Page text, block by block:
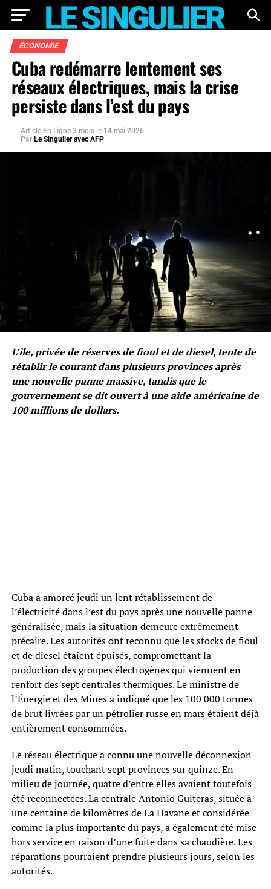
ÉCONOMIE
Cuba redémarre lentement ses
réseaux électriques, mais la crise
persiste dans l’est du pays
Article En Ligne 3 mois le 14 mai 2026
Par Le Singulier avec AFP
L’île, privée de réserves de fioul et de diesel, tente de
rétablir le courant dans plusieurs provinces après
une nouvelle panne massive, tandis que le
gouvernement se dit ouvert à une aide américaine de
100 millions de dollars.
Cuba a amorcé jeudi un lent rétablissement de
l’électricité dans l’est du pays après une nouvelle panne
généralisée, mais la situation demeure extrêmement
précaire. Les autorités ont reconnu que les stocks de fioul
et de diesel étaient épuisés, compromettant la
production des groupes électrogènes qui viennent en
renfort des sept centrales thermiques. Le ministre de
l’Énergie et des Mines a indiqué que les 100 000 tonnes
de brut livrées par un pétrolier russe en mars étaient déjà
entièrement consommées.
Le réseau électrique a connu une nouvelle déconnexion
jeudi matin, touchant sept provinces sur quinze. En
milieu de journée, quatre d’entre elles avaient toutefois
été reconnectées. La centrale Antonio Guiteras, située à
une centaine de kilomètres de La Havane et considérée
comme la plus importante du pays, a également été mise
hors service en raison d’une fuite dans sa chaudière. Les
réparations pourraient prendre plusieurs jours, selon les
autorités.